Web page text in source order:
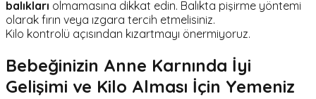
balıkları olmamasına dikkat edin. Balıkta pişirme yöntemi
olarak fırın veya ızgara tercih etmelisiniz.
Kilo kontrolü açısından kızartmayı önermiyoruz.
Bebeğinizin Anne Karnında İyi
Gelişimi ve Kilo Alması İçin Yemeniz